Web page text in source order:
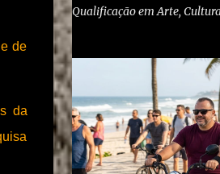
de
da
Qualificação em Arte, Cultura
Criativa , do Ministério da
gratuito e online é voltado a
curadores, produtores
pesquisadores e
crítica contemporânea. As
ser feitas pelo site
formação será ministrada
de arte e professor Kleber